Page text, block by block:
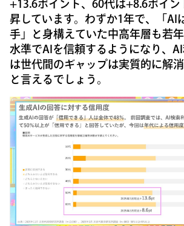
+13.6ポイント、60代は+8.6ポイン
昇しています。わずか1年で、「AI
手」と身構えていた中高年層も若
水準でAIを信頼するようになり、
は世代間のギャップは実質的に解
と言えるでしょう。